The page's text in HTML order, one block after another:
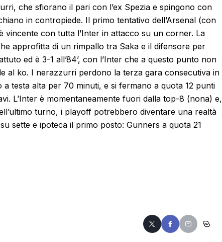
che sfiorano il pari con l’ex Spezia e spingono con
in contropiede. Il primo tentativo dell’Arsenal (con
vincente con tutta l’Inter in attacco su un corner. La
approfitta di un rimpallo tra Saka e il difensore per
ed è 3-1 all’84’, con l’Inter che a questo punto non
al ko. I nerazzurri perdono la terza gara consecutiva in
testa alta per 70 minuti, e si fermano a quota 12 punti
L’Inter è momentaneamente fuori dalla top-8 (nona) e,
turno, i playoff potrebbero diventare una realtà
sette e ipoteca il primo posto: Gunners a quota 21